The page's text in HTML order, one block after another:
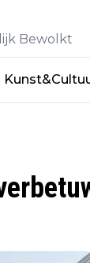
Bewolkt